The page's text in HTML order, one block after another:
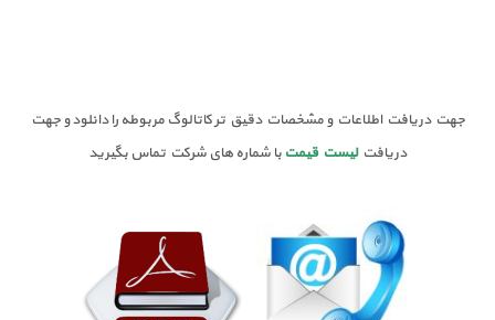
جهت دریافت اطلاعات و مشخصات دقیق تر کاتالوگ مربوطه را دانلود و جهت
دریافت لیست قیمت با شماره های شرکت تماس بگیرید